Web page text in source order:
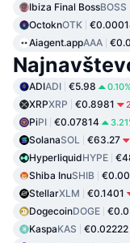
Ibiza Final BossBOSS
OctoknOTK
Aiagent.appAAA
ADIADI €5.98
XRPXRP €0.8981
PiPI €0.07814
SolanaSOL €63.27
HyperliquidHYPE
Shiba InuSHIB
StellarXLM €0.1401
DogecoinDOGE
KaspaKAS €0.02222